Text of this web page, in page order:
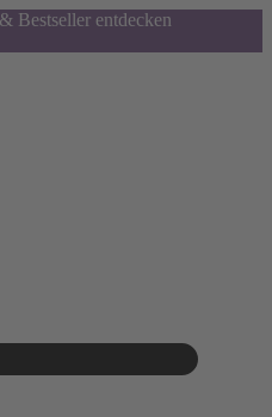
Bestseller entdecken